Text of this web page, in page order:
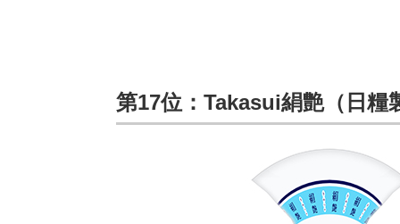
第17位：Takasui絹艶（日糧